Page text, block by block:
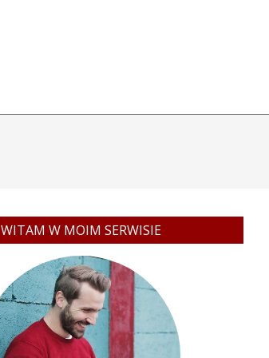
WITAM W MOIM SERWISIE